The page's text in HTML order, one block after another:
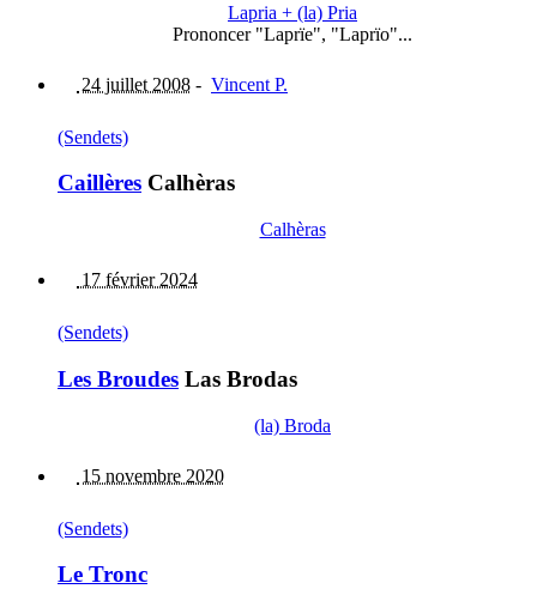
Lapria + (la) Pria
Prononcer "Laprïe", "Laprïo"...
24 juillet 2008 - Vincent P.
(Sendets)
Caillères Calhèras
Calhèras
17 février 2024
(Sendets)
Les Broudes Las Brodas
(la) Broda
15 novembre 2020
(Sendets)
Le Tronc